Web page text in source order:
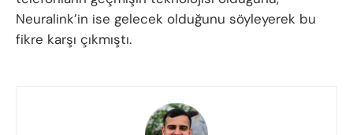
Neuralink’in ise gelecek olduğunu söyleyerek bu
fikre karşı çıkmıştı.